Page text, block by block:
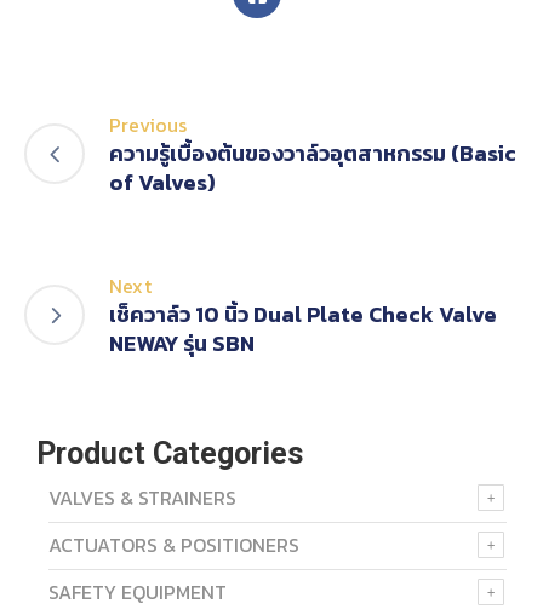
Previous
ความรู้เบื้องต้นของวาล์วอุตสาหกรรม (Basic
of Valves)
Next
เช็ควาล์ว 10 นิ้ว Dual Plate Check Valve
NEWAY รุ่น SBN
Product Categories
VALVES & STRAINERS
ACTUATORS & POSITIONERS
SAFETY EQUIPMENT